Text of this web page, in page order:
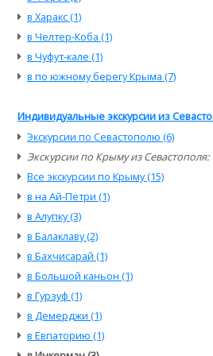
в Харакс (1)
в Челтер-Коба (1)
в Чуфут-кале (1)
в по южному берегу Крыма (7)
Индивидуальные экскурсии из
Экскурсии по Севастополю (6)
Экскурсии по Крыму из Севастополя:
Все экскурсии по Крыму (15)
в на Ай-Петри (1)
в Алупку (3)
в Балаклаву (2)
в Бахчисарай (1)
в Большой каньон (1)
в Гурзуф (1)
в Демерджи (1)
в Евпаторию (1)